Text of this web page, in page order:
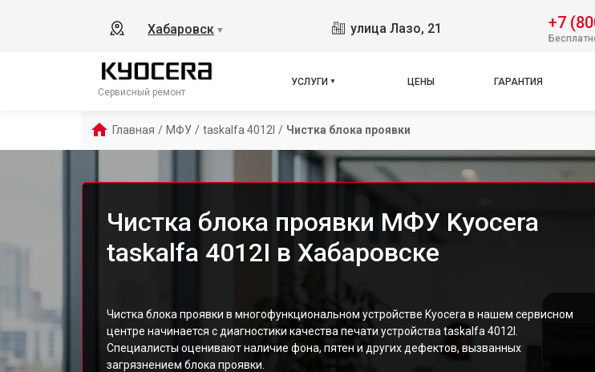
Хабаровск ▼ улица Лазо, 21 +7
Сервисный ремонт
УСЛУГИ ЦЕНЫ ГАРАНТИЯ
Главная / МФУ / taskalfa 4012I / Чистка блока проявки
Чистка блока проявки МФУ Kyocera
taskalfa 4012I в Хабаровске
Чистка блока проявки в многофункциональном устройстве Kyocera в нашем сервисном
центре начинается с диагностики качества печати устройства taskalfa 4012I.
Специалисты оценивают наличие фона, пятен и других дефектов, вызванных
загрязнением блока проявки.